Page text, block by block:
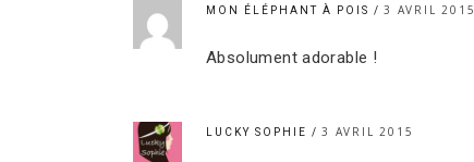
MON ÉLÉPHANT À POIS 3 AVRIL 2015
Absolument adorable !
LUCKY SOPHIE 3 AVRIL 2015